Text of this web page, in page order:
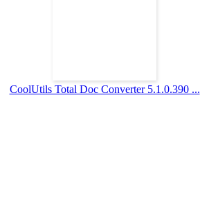
CoolUtils Total Doc Converter 5.1.0.390 ...